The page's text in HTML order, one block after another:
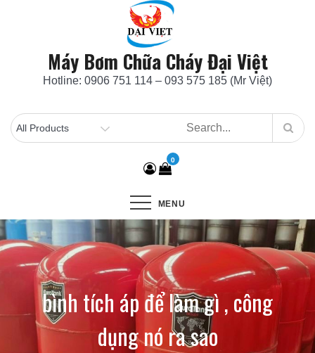
Máy Bơm Chữa Cháy Đại Việt
Hotline: 0906 751 114 – 093 575 185 (Mr Việt)
0
MENU
bình tích áp để làm gì , công
dụng nó ra sao